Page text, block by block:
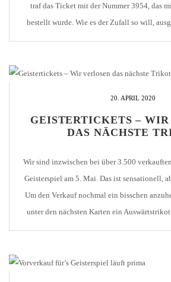
traf das Ticket mit der Nummer 3954, das
bestellt wurde. Wie es der Zufall so will,
20. APRIL 2020
GEISTERTICKETS –
DAS NÄCHSTE
Wir sind inzwischen bei über 3.500
Geisterspiel am 5. Mai. Das ist sensationell,
Um den Verkauf nochmal ein bisschen
unter den nächsten Karten ein